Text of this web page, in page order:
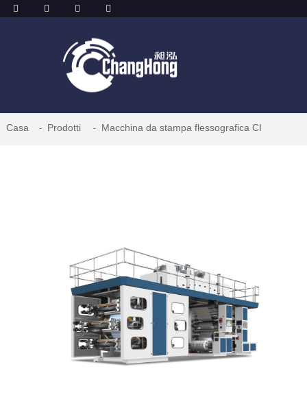
Casa Prodotti Macchina da stampa flessografica CI